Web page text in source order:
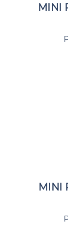
MINI
MINI